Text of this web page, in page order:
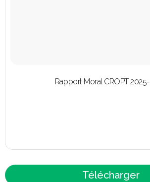
Rapport Moral CROPT
Télécharger